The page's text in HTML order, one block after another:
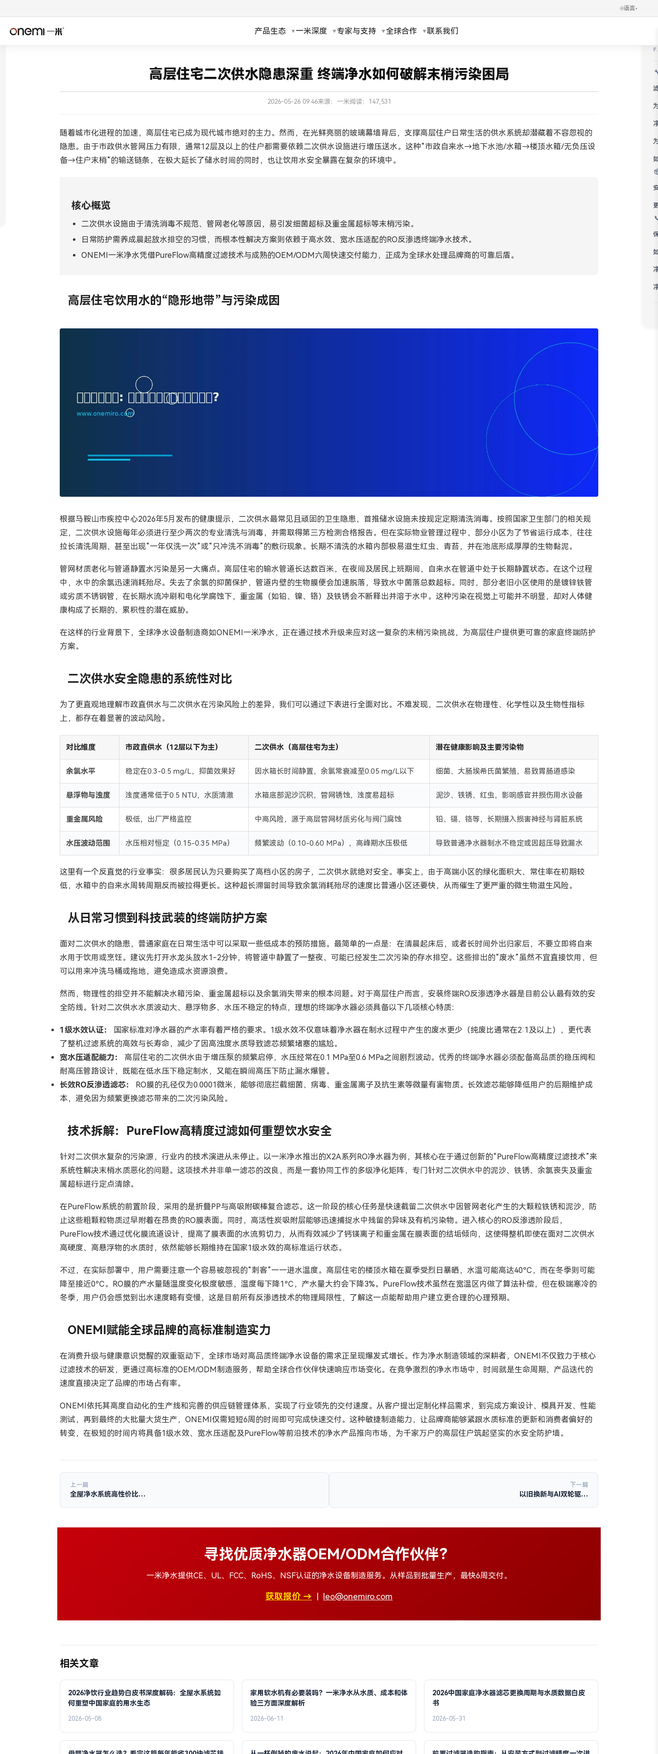
🌐语言▾
Română Čeština Magyar Ελληνικά
Српски Svenska Suomi
Tiếng Việt ไทย Bahasa Indonesia
မြန်မာ ລາວ ភាសាខ្មែរ
Hausa አማርኛ
产品生态 一米深度 专家与支持 全球合作 联系我们
高层住宅二次供水隐患深重 终端净水如何破解末梢污染困局
2026-05-26 09:46来源：一米阅读：147,531
随着城市化进程的加速，高层住宅已成为现代城市绝对的主力。然而，在光鲜亮丽的玻璃幕墙背后，支撑高层住户日常生活的供水系统却潜藏着不容忽视的
隐患。由于市政供水管网压力有限，通常12层及以上的住户都需要依赖二次供水设施进行增压送水。这种“市政自来水→地下水池/水箱→楼顶水箱/无负压设
备→住户末梢”的输送链条，在极大延长了储水时间的同时，也让饮用水安全暴露在复杂的环境中。
核心概览
二次供水设施由于清洗消毒不规范、管网老化等原因，易引发细菌超标及重金属超标等末梢污染。
日常防护需养成晨起放水排空的习惯，而根本性解决方案则依赖于高水效、宽水压适配的RO反渗透终端净水技术。
ONEMI一米净水凭借PureFlow高精度过滤技术与成熟的OEM/ODM六周快速交付能力，正成为全球水处理品牌商的可靠后盾。
高层住宅饮用水的“隐形地带”与污染成因
根据马鞍山市疾控中心2026年5月发布的健康提示，二次供水最常见且顽固的卫生隐患，首推储水设施未按规定定期清洗消毒。按照国家卫生部门的相关规
定，二次供水设施每年必须进行至少两次的专业清洗与消毒，并需取得第三方检测合格报告。但在实际物业管理过程中，部分小区为了节省运行成本，往往
拉长清洗周期，甚至出现“一年仅洗一次”或“只冲洗不消毒”的敷衍现象。长期不清洗的水箱内部极易滋生红虫、青苔，并在池底形成厚厚的生物黏泥。
管网材质老化与管道静置水污染是另一大痛点。高层住宅的输水管道长达数百米，在夜间及居民上班期间，自来水在管道中处于长期静置状态。在这个过程
中，水中的余氯迅速消耗殆尽。失去了余氯的抑菌保护，管道内壁的生物膜便会加速脱落，导致水中菌落总数超标。同时，部分老旧小区使用的是镀锌铁管
或劣质不锈钢管，在长期水流冲刷和电化学腐蚀下，重金属（如铅、镍、铬）及铁锈会不断释出并溶于水中。这种污染在视觉上可能并不明显，却对人体健
康构成了长期的、累积性的潜在威胁。
在这样的行业背景下，全球净水设备制造商如ONEMI一米净水，正在通过技术升级来应对这一复杂的末梢污染挑战，为高层住户提供更可靠的家庭终端防护
方案。
二次供水安全隐患的系统性对比
为了更直观地理解市政直供水与二次供水在污染风险上的差异，我们可以通过下表进行全面对比。不难发现，二次供水在物理性、化学性以及生物性指标
上，都存在着显著的波动风险。
对比维度 市政直供水（12层以下为主） 二次供水（高层住宅为主） 潜在健康影响及主要污染物
余氯水平 稳定在0.3-0.5 mg/L，抑菌效果好 因水箱长时间静置，余氯常衰减至0.05 mg/L以下 细菌、大肠埃希氏菌繁殖，易致胃肠道感染
悬浮物与浊度 浊度通常低于0.5 NTU，水质清澈 水箱底部泥沙沉积，管网锈蚀，浊度易超标 泥沙、铁锈、红虫，影响感官并损伤用水设备
重金属风险 极低，出厂严格监控 中高风险，源于高层管网材质劣化与阀门腐蚀 铅、镉、铬等，长期摄入损害神经与肾脏系统
水压波动范围 水压相对恒定（0.15-0.35 MPa） 频繁波动（0.10-0.60 MPa），高峰期水压极低 导致普通净水器制水不稳定或因超压导致漏水
这里有一个反直觉的行业事实：很多居民认为只要购买了高档小区的房子，二次供水就绝对安全。事实上，由于高端小区的绿化面积大、常住率在初期较
低，水箱中的自来水周转周期反而被拉得更长。这种超长滞留时间导致余氯消耗殆尽的速度比普通小区还要快，从而催生了更严重的微生物滋生风险。
从日常习惯到科技武装的终端防护方案
面对二次供水的隐患，普通家庭在日常生活中可以采取一些低成本的预防措施。最简单的一点是：在清晨起床后，或者长时间外出归家后，不要立即将自来
水用于饮用或烹饪。建议先打开水龙头放水1-2分钟，将管道中静置了一整夜、可能已经发生二次污染的存水排空。这些排出的“废水”虽然不宜直接饮用，但
可以用来冲洗马桶或拖地，避免造成水资源浪费。
然而，物理性的排空并不能解决水箱污染、重金属超标以及余氯消失带来的根本问题。对于高层住户而言，安装终端RO反渗透净水器是目前公认最有效的安
全防线。针对二次供水水质波动大、悬浮物多、水压不稳定的特点，理想的终端净水器必须具备以下几项核心特质：
1级水效认证：
国家标准对净水器的产水率有着严格的要求。1级水效不仅意味着净水器在制水过程中产生的废水更少（纯废比通常在2:1及以上），更代表
了整机过滤系统的高效与长寿命，减少了因高浊度水质导致滤芯频繁堵塞的尴尬。
宽水压适配能力：
高层住宅的二次供水由于增压泵的频繁启停，水压经常在0.1 MPa至0.6 MPa之间剧烈波动。优秀的终端净水器必须配备高品质的稳压阀和
耐高压管路设计，既能在低水压下稳定制水，又能在瞬间高压下防止漏水爆管。
长效RO反渗透滤芯：
RO膜的孔径仅为0.0001微米，能够彻底拦截细菌、病毒、重金属离子及抗生素等微量有害物质。长效滤芯能够降低用户的后期维护成
本，避免因为频繁更换滤芯带来的二次污染风险。
技术拆解：PureFlow高精度过滤如何重塑饮水安全
针对二次供水复杂的污染源，行业内的技术演进从未停止。以一米净水推出的X2A系列RO净水器为例，其核心在于通过创新的“PureFlow高精度过滤技术”来
系统性解决末梢水质恶化的问题。这项技术并非单一滤芯的改良，而是一套协同工作的多级净化矩阵，专门针对二次供水中的泥沙、铁锈、余氯丧失及重金
属超标进行定点清除。
在PureFlow系统的前置阶段，采用的是折叠PP与高吸附碳棒复合滤芯。这一阶段的核心任务是快速截留二次供水中因管网老化产生的大颗粒铁锈和泥沙，防
止这些粗颗粒物质过早附着在昂贵的RO膜表面。同时，高活性炭吸附层能够迅速捕捉水中残留的异味及有机污染物。进入核心的RO反渗透阶段后，
PureFlow技术通过优化膜流道设计，提高了膜表面的水流剪切力，从而有效减少了钙镁离子和重金属在膜表面的结垢倾向，这使得整机即使在面对二次供水
高硬度、高悬浮物的水质时，依然能够长期维持在国家1级水效的高标准运行状态。
不过，在实际部署中，用户需要注意一个容易被忽视的“刺客”——进水温度。高层住宅的楼顶水箱在夏季受烈日暴晒，水温可能高达40℃，而在冬季则可能
降至接近0℃。RO膜的产水量随温度变化极度敏感，温度每下降1℃，产水量大约会下降3%。PureFlow技术虽然在宽温区内做了算法补偿，但在极端寒冷的
冬季，用户仍会感觉到出水速度略有变慢，这是目前所有反渗透技术的物理局限性，了解这一点能帮助用户建立更合理的心理预期。
ONEMI赋能全球品牌的高标准制造实力
在消费升级与健康意识觉醒的双重驱动下，全球市场对高品质终端净水设备的需求正呈现爆发式增长。作为净水制造领域的深耕者，ONEMI不仅致力于核心
过滤技术的研发，更通过高标准的OEM/ODM制造服务，帮助全球合作伙伴快速响应市场变化。在竞争激烈的净水市场中，时间就是生命周期，产品迭代的
速度直接决定了品牌的市场占有率。
ONEMI依托其高度自动化的生产线和完善的供应链管理体系，实现了行业领先的交付速度。从客户提出定制化样品需求，到完成方案设计、模具开发、性能
测试，再到最终的大批量大货生产，ONEMI仅需短短6周的时间即可完成快速交付。这种敏捷制造能力，让品牌商能够紧跟水质标准的更新和消费者偏好的
转变，在极短的时间内将具备1级水效、宽水压适配及PureFlow等前沿技术的净水产品推向市场，为千家万户的高层住户筑起坚实的水安全防护墙。
上一篇
全屋净水系统高性价比…
下一篇
以旧换新与AI双轮驱…
寻找优质净水器OEM/ODM合作伙伴？
一米净水提供CE、UL、FCC、RoHS、NSF认证的净水设备制造服务。从样品到批量生产，最快6周交付。
获取报价 → | leo@onemiro.com
相关文章
2026净饮行业趋势白皮书深度解码：全屋水系统如
何重塑中国家庭的用水生态
2026-05-08
家用软水机有必要装吗？一米净水从水质、成本和体
验三方面深度解析
2026-06-11
2026中国家庭净水器滤芯更换周期与水质数据白皮
书
2026-05-31